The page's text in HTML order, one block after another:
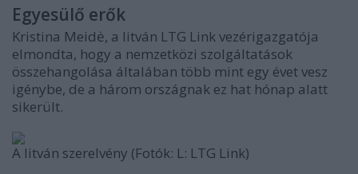
Egyesülő erők
Kristina Meidė, a litván LTG Link vezérigazgatója
elmondta, hogy a nemzetközi szolgáltatások
összehangolása általában több mint egy évet vesz
igénybe, de a három országnak ez hat hónap alatt
sikerült.
A litván szerelvény (Fotók: L: LTG Link)